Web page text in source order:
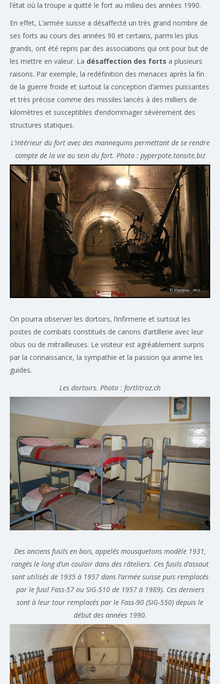
l’état où la troupe a quitté le fort au milieu des années 1990.
En effet, L’armée suisse a désaffecté un très grand nombre de
ses forts au cours des années 90 et certains, parmi les plus
grands, ont été repris par des associations qui ont pour but de
les mettre en valeur. La désaffection des forts a plusieurs
raisons. Par exemple, la redéfinition des menaces après la fin
de la guerre froide et surtout la conception d’armes puissantes
et très précise comme des missiles lancés à des milliers de
kilomètres et susceptibles d’endommager sévèrement des
structures statiques.
L’intérieur du fort avec des mannequins permettant de se rendre
compte de la vie au sein du fort. Photo : pyperpote.tonsite.biz
On pourra observer les dortoirs, l’infirmerie et surtout les
postes de combats constitués de canons d’artillerie avec leur
obus ou de mitrailleuses. Le visiteur est agréablement surpris
par la connaissance, la sympathie et la passion qui anime les
guides.
Les dortoirs. Photo : fortlitroz.ch
Des anciens fusils en bois, appelés mousquetons modèle 1931,
rangés le long d’un couloir dans des râteliers. Ces fusils d’assaut
sont utilisés de 1935 à 1957 dans l’armée suisse puis remplacés
par le fusil Fass-57 ou SIG-510 de 1957 à 1989). Ces derniers
sont à leur tour remplacés par le Fass-90 (SIG-550) depuis le
début des années 1990.